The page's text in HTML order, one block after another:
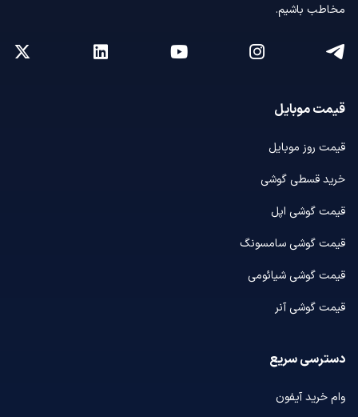
مخاطب باشیم.
قیمت موبایل
قیمت روز موبایل
خرید قسطی گوشی
قیمت گوشی اپل
قیمت گوشی سامسونگ
قیمت گوشی شیائومی
قیمت گوشی آنر
دسترسی سریع
وام خرید آیفون